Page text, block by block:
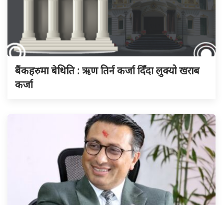
बैंकहरुमा बेथिति : ऋण तिर्न कर्जा दिँदा लुक्यो खराब
कर्जा